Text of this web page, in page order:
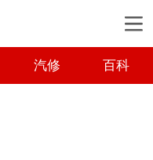
汽修 百科